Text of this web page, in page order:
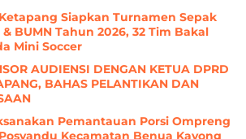
Siapkan Turnamen Sepak
BUMN Tahun 2026, 32 Tim Bakal
Mini Soccer
AUDIENSI DENGAN KETUA DPRD
BAHAS PELANTIKAN DAN
Pemantauan Porsi Ompreng
Kecamatan Benua Kayong